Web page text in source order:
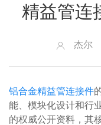
精益管连
杰尔
铝合金精益管连接件
能、模块化设计和行
的权威公开资料，其